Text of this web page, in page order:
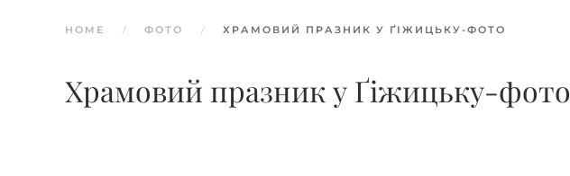
HOME ФОТО ХРАМОВИЙ ПРАЗНИК У ҐІЖИЦЬКУ-ФОТО
Храмовий празник у Ґіжицьку-фото